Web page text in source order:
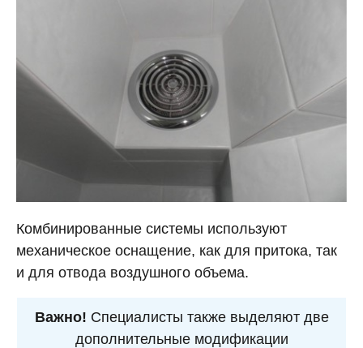
Комбинированные системы используют
механическое оснащение, как для притока, так
и для отвода воздушного объема.
Важно! Специалисты также выделяют две
дополнительные модификации